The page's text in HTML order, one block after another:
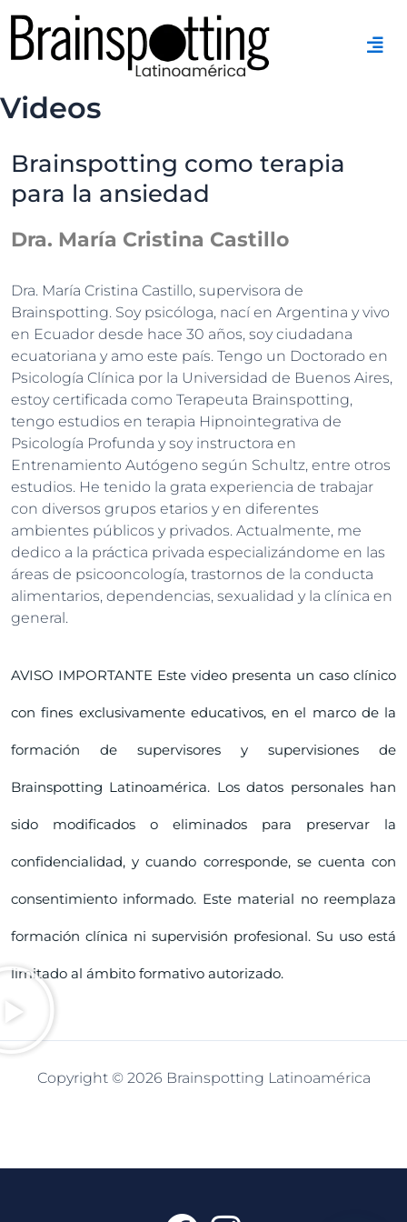
Ir
al
contenido
Videos
Brainspotting como terapia
para la ansiedad
Dra. María Cristina Castillo
Dra. María Cristina Castillo, supervisora de
Brainspotting. Soy psicóloga, nací en Argentina y vivo
en Ecuador desde hace 30 años, soy ciudadana
ecuatoriana y amo este país. Tengo un Doctorado en
Psicología Clínica por la Universidad de Buenos Aires,
estoy certificada como Terapeuta Brainspotting,
tengo estudios en terapia Hipnointegrativa de
Psicología Profunda y soy instructora en
Entrenamiento Autógeno según Schultz, entre otros
estudios. He tenido la grata experiencia de trabajar
con diversos grupos etarios y en diferentes
ambientes públicos y privados. Actualmente, me
dedico a la práctica privada especializándome en las
áreas de psicooncología, trastornos de la conducta
alimentarios, dependencias, sexualidad y la clínica en
general.
AVISO IMPORTANTE Este video presenta un caso clínico
con fines exclusivamente educativos, en el marco de la
formación de supervisores y supervisiones de
Brainspotting Latinoamérica. Los datos personales han
sido modificados o eliminados para preservar la
confidencialidad, y cuando corresponde, se cuenta con
consentimiento informado. Este material no reemplaza
formación clínica ni supervisión profesional. Su uso está
limitado al ámbito formativo autorizado.
Copyright © 2026 Brainspotting Latinoamérica